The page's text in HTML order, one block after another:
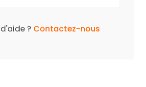
? Contactez-nous